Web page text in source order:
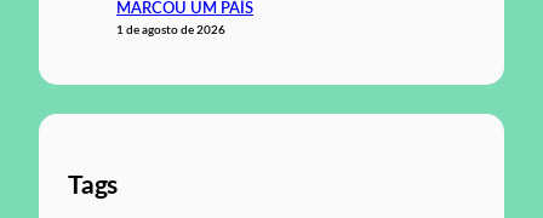
MARCOU UM PAÍS
1 de agosto de 2026
Tags